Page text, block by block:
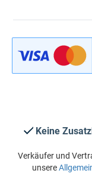
Keine
Verkäufer und
unsere